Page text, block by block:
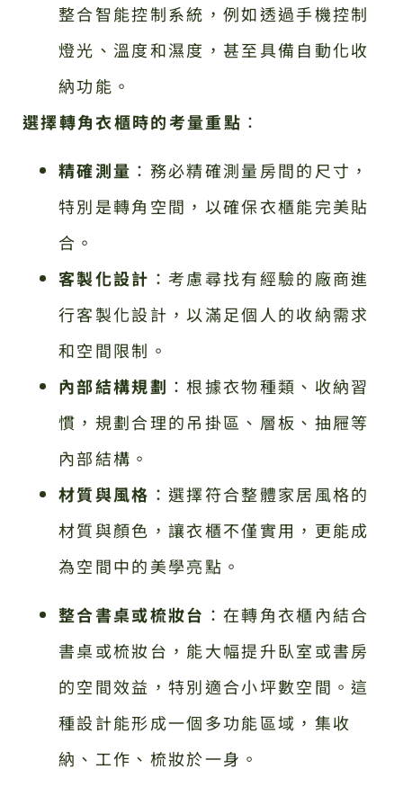
整合智能控制系統，例如透過手機控制
燈光、溫度和濕度，甚至具備自動化收
納功能。
選擇轉角衣櫃時的考量重點 ：
精確測量 ：務必精確測量房間的尺寸，
特別是轉角空間，以確保衣櫃能完美貼
合。
客製化設計 ：考慮尋找有經驗的廠商進
行客製化設計，以滿足個人的收納需求
和空間限制。
內部結構規劃 ：根據衣物種類、收納習
慣，規劃合理的吊掛區、層板、抽屜等
內部結構。
材質與風格 ：選擇符合整體家居風格的
材質與顏色，讓衣櫃不僅實用，更能成
為空間中的美學亮點。
整合書桌或梳妝台 ：在轉角衣櫃內結合
書桌或梳妝台，能大幅提升臥室或書房
的空間效益，特別適合小坪數空間。這
種設計能形成一個多功能區域，集收
納、工作、梳妝於一身。